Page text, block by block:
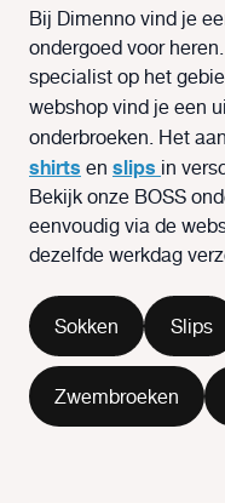
Bij Dimenno vind je
ondergoed voor
specialist op het
webshop vind je een
onderbroeken. Het
shirtsen slipsin
Bekijk onze BOSS
eenvoudig via de
dezelfde werkdag
Sokken Slips
Zwembroeken